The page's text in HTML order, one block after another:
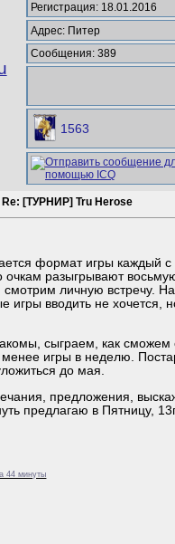
Регистрация: 18.01.2016
Адрес: Питер
Сообщения: 389
1563
Re: [ТУРНИР] Tru Herose
формат игры каждый с
очкам разыгрывают
смотрим личную встречу.
игры вводить не хочется,
сыграем, как сможем
менее игры в неделю.
до мая.
предложения,
предлагаю в Пятницу,
44 минуты